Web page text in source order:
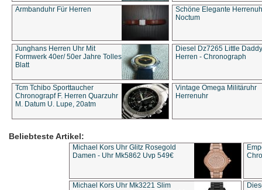
Armbanduhr Für Herren
Schöne Elegante
Noctum
Junghans Herren Uhr Mit
Formwerk 40er/ 50er Jahre Tolles
Blatt
Diesel Dz7265 Little Daddy
Herren - Chronograph
Tcm Tchibo Sporttaucher
Chronograpf F. Herren Quarzuhr
M. Datum U. Lupe, 20atm
Vintage Omega Militäruhr
Herrenuhr
Beliebteste Artikel:
Michael Kors Uhr Glitz Rosegold
Damen - Uhr Mk5862 Uvp 549€
Michael Kors Uhr Mk3221 Slim